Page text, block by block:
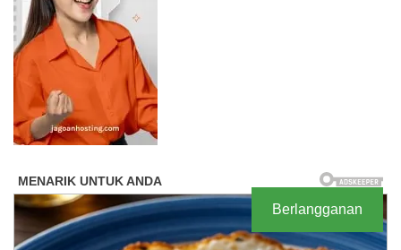
Berlangganan